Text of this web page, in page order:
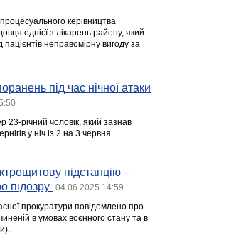
процесуального керівництва
однієї з лікарень району, який
неправомірну вигоду за
під час нічної атаки
23-річний чоловік, який зазнав
у ніч із 2 на 3 червня.
підстанцію –
підозру
04.06.2025 14:59
прокуратури повідомлено про
в умовах воєнного стану та в